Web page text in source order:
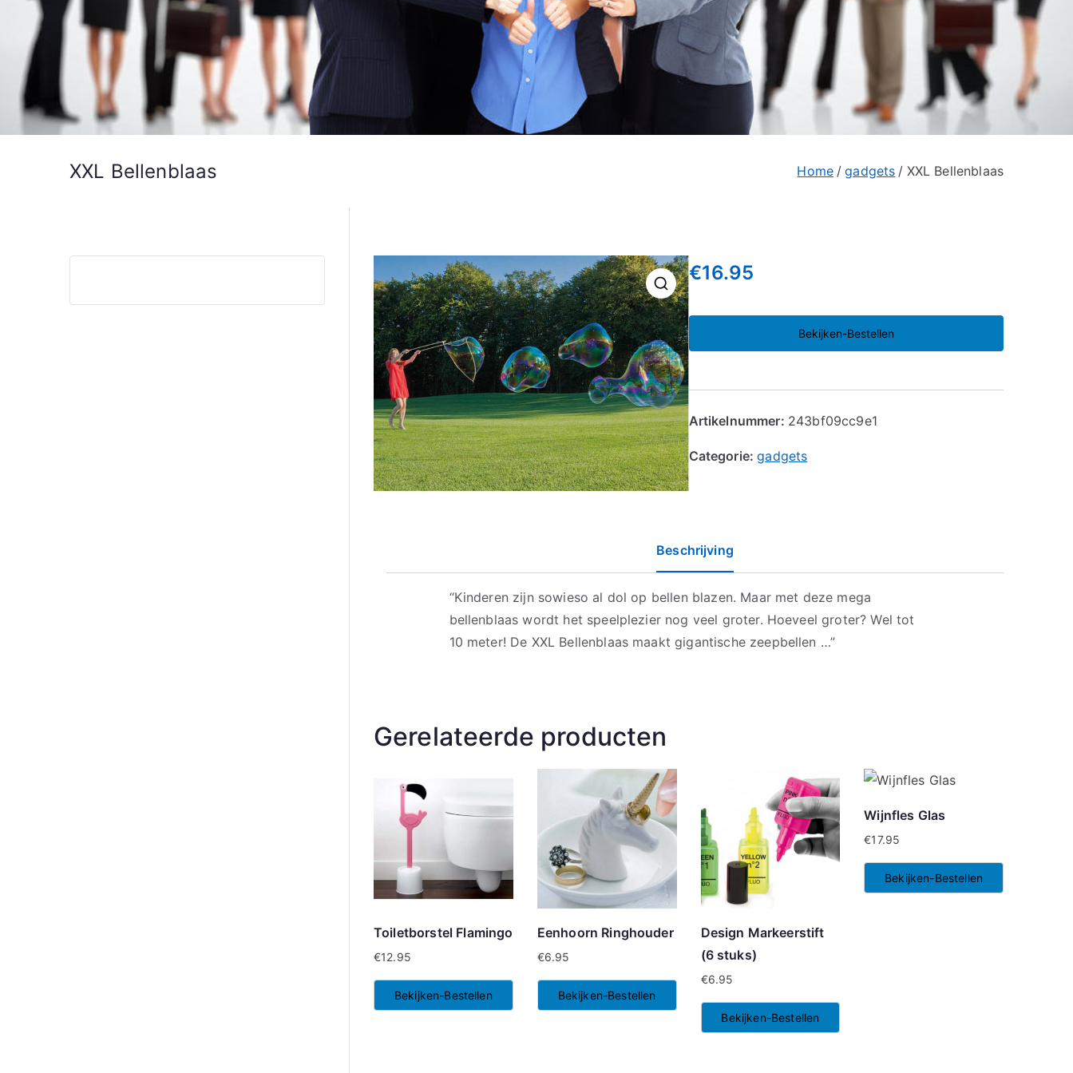
XXL Bellenblaas Home gadgets XXL Bellenblaas
🔍
€16.95
Bekijken-Bestellen
Artikelnummer: 243bf09cc9e1
Categorie:gadgets
Beschrijving
“Kinderen zijn sowieso al dol op bellen blazen. Maar met deze mega
bellenblaas wordt het speelplezier nog veel groter. Hoeveel groter? Wel tot
10 meter! De XXL Bellenblaas maakt gigantische zeepbellen …”
Gerelateerde producten
Toiletborstel Flamingo
€12.95
Bekijken-Bestellen
Eenhoorn Ringhouder
€6.95
Bekijken-Bestellen
Design Markeerstift
(6 stuks)
€6.95
Bekijken-Bestellen
Wijnfles Glas
€17.95
Bekijken-Bestellen